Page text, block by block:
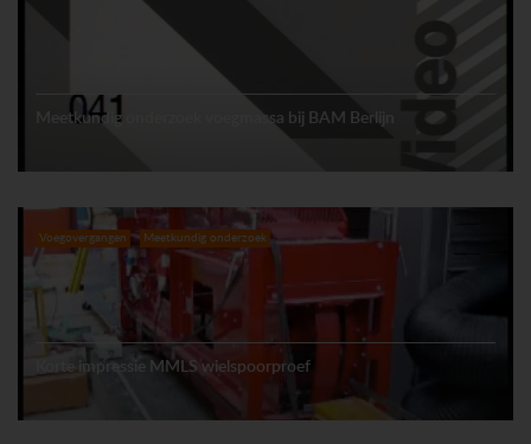
Meetkundig onderzoek voegmassa bij BAM Berlijn
Voegovergangen Meetkundig onderzoek
Korte impressie MMLS wielspoorproef